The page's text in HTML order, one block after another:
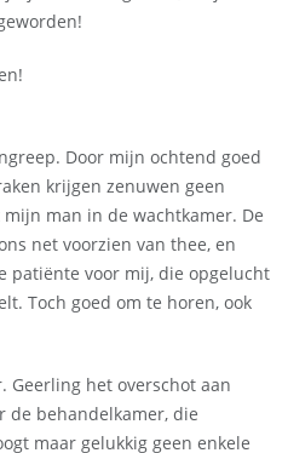
Door mijn ochtend goed
krijgen zenuwen geen
man in de wachtkamer. De
net voorzien van thee, en
patiënte voor mij, die opgelucht
Toch goed om te horen, ook
Geerling het overschot aan
de behandelkamer, die
maar gelukkig geen enkele